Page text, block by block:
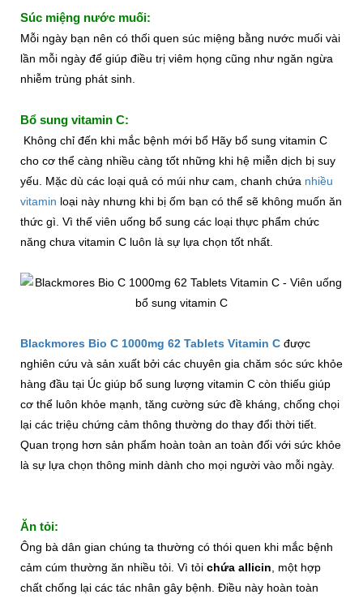
Súc miệng nước muối:
Mỗi ngày bạn nên có thối quen súc miệng bằng nước muối vài
lần mỗi ngày để giúp điều trị viêm họng cũng như ngăn ngừa
nhiễm trùng phát sinh.
Bổ sung vitamin C:
Không chỉ đến khi mắc bệnh mới bổ Hãy bổ sung vitamin C
cho cơ thể càng nhiều càng tốt những khi hệ miễn dịch bị suy
yếu. Mặc dù các loại quả có múi như cam, chanh chứa nhiều
vitamin loại này nhưng khi bị ốm bạn có thể sẽ không muốn ăn
thức gì. Vì thế viên uống bổ sung các loại thực phẩm chức
năng chưa vitamin C luôn là sự lựa chọn tốt nhất.
Blackmores Bio C 1000mg 62 Tablets Vitamin C được
nghiên cứu và sản xuất bởi các chuyên gia chăm sóc sức khỏe
hàng đầu tại Úc giúp bổ sung lượng vitamin C còn thiếu giúp
cơ thể luôn khỏe mạnh, tăng cường sức đề kháng, chống chọi
lại các triệu chứng cảm thông thường do thay đổi thời tiết.
Quan trọng hơn sản phẩm hoàn toàn an toàn đối với sức khỏe
là sự lựa chọn thông minh dành cho mọi người vào mỗi ngày.
Ăn tỏi:
Ông bà dân gian chúng ta thường có thói quen khi mắc bệnh
cảm cúm thường ăn nhiều tỏi. Vì tỏi chứa allicin, một hợp
chất chống lại các tác nhân gây bệnh. Điều này hoàn toàn